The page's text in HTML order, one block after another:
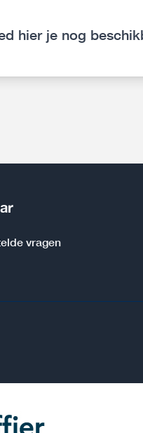
hier je nog
vragen